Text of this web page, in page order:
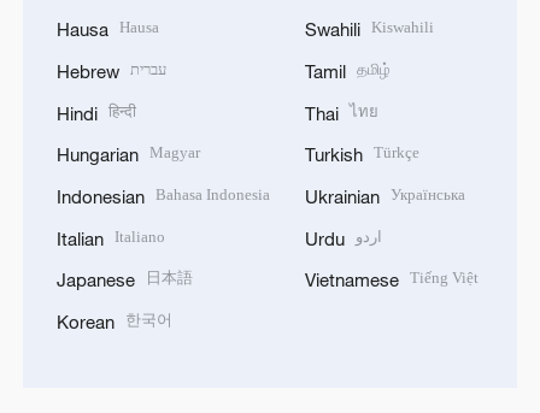
Hausa Hausa
Hebrew עברית
Hindi हिन्दी
Hungarian Magyar
Indonesian Bahasa Indonesia
Italian Italiano
Japanese 日本語
Korean 한국어
Swahili Kiswahili
Tamil தமிழ்
Thai ไทย
Turkish Türkçe
Ukrainian Українська
Urdu اردو
Vietnamese Tiếng Việt